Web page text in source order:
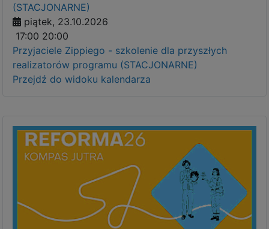
(STACJONARNE)
piątek, 23.10.2026
17:00 20:00
Przyjaciele Zippiego - szkolenie dla przyszłych
realizatorów programu (STACJONARNE)
Przejdź do widoku kalendarza